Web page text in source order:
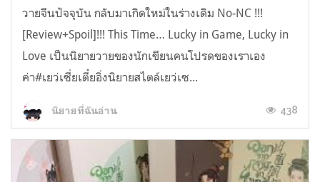
วายจีนปัจจุบัน กลับมาเกิดใหม่ในร่างเดิม No-NC !!!
[Review+Spoil]!!! This Time… Lucky in Game, Lucky in
Love เป็นนิยายวายของนักเขียนคนโปรดของเราเอง
ค่า#เยว่เซี่ยเตี๋ยอิ่งนิยายสไตล์เยว่เซ...
นิยายที่ฉันอ่าน 438